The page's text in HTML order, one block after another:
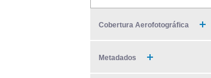
Cobertura Aerofotográfica
Metadados